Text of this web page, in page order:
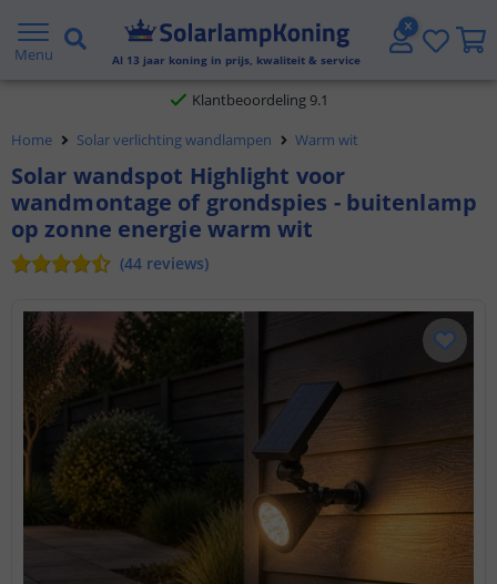
Menu Al 13 jaar koning in prijs, kwaliteit & service
Gratis verzending vanaf € 20,- NL en BE
Klantbeoordeling 9.1
Voor 23:45 uur besteld, morgen in huis
Home Solar verlichting wandlampen Warm wit
Solar wandspot Highlight voor
wandmontage of grondspies - buitenlamp
op zonne energie warm wit
(44 reviews)